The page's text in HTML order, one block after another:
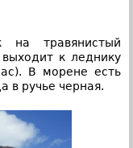
на травянистый
к леднику
В морене есть
в ручье черная.